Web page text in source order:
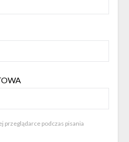
przeglądarce podczas pisania